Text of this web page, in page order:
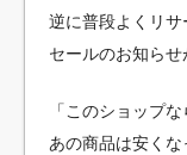
逆に普段よくリサ
セールのお知らせ
「このショップな
あの商品は安くな